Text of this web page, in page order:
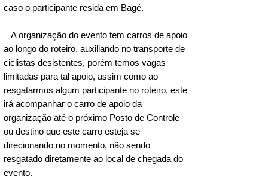
64. ✅ Alessandra Moreira Ferreira - 120
65. ✅ Andrea Silveira Araujo - 120 km-
Bagé
66. ✅ Cristofer Simao da Silveira- 120
km- Bagé
67. ✅ Marcos Leon - 200 km - Pelotas
68. ✅ JEFFERSON LUIZ LEITE CARVALHO
- 200 km - BAGÉ
69. ✅ Acimar Camargo Lopes - 200 km -
Bagé
70. ✅ JEFFERSON LUIZ MORAES
PACHECO - 200 km - BAGÉ
71. ✅ Lucian Antunes Veiga - 60 km -
caso o participante resida em Bagé.
A organização do evento tem carros de apoio
ao longo do roteiro, auxiliando no transporte de
ciclistas desistentes, porém temos vagas
limitadas para tal apoio, assim como ao
resgatarmos algum participante no roteiro, este
irá acompanhar o carro de apoio da
organização até o próximo Posto de Controle
ou destino que este carro esteja se
direcionando no momento, não sendo
resgatado diretamente ao local de chegada do
evento.